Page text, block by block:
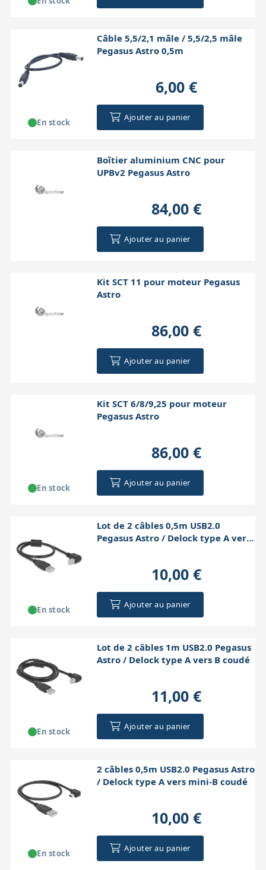
Câble 5,5/2,1 mâle / 5,5/2,5 mâle
Pegasus Astro 0,5m
6,00 €
Ajouter au panier
En stock
Boîtier aluminium CNC pour
UPBv2 Pegasus Astro
84,00 €
Ajouter au panier
Kit SCT 11 pour moteur Pegasus
Astro
86,00 €
Ajouter au panier
Kit SCT 6/8/9,25 pour moteur
Pegasus Astro
86,00 €
Ajouter au panier
En stock
Lot de 2 câbles 0,5m USB2.0
Pegasus Astro / Delock type A vers
10,00 €
Ajouter au panier
En stock
Lot de 2 câbles 1m USB2.0 Pegasus
Astro / Delock type A vers B coudé
11,00 €
Ajouter au panier
En stock
2 câbles 0,5m USB2.0 Pegasus Astro
/ Delock type A vers mini-B coudé
10,00 €
Ajouter au panier
En stock